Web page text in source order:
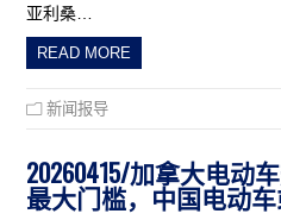
亚利桑…
READ MORE
新闻报导
20260415/加拿大电动
最大门槛，中国电动